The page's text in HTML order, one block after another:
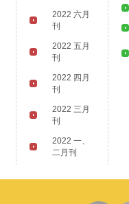
2022 六月
刊
2022 五月
刊
2022 四月
刊
2022 三月
刊
2022 一、
二月刊